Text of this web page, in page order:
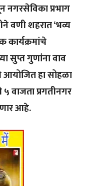
नगरसेविका प्रभाग
वणी शहरात ‘भव्य
कार्यक्रमांचे
सुप्त गुणांना वाव
आयोजित हा सोहळा
५ वाजता प्रगतीनगर
आहे.